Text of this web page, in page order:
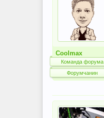
Coolmax
Команда форума
Форумчанин